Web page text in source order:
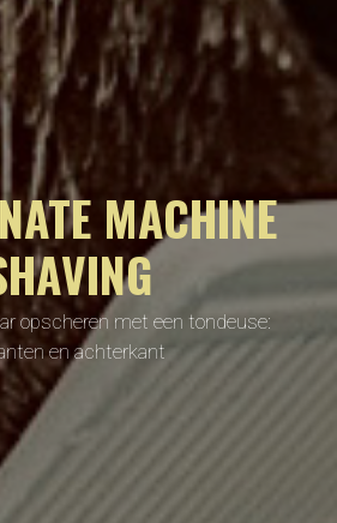
MACHINE
opscheren met een tondeuse:
en achterkant